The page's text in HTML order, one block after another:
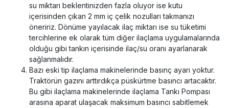
su miktarı beklentinizden fazla oluyor ise kutu
içerisinden çıkan 2 mm iç çelik nozulları takmanızı
öneririz. Dönüme yayılacak ilaç miktarı ise su tüketimi
tercihlerine ek olarak tüm diğer ilaçlama uygulamalarında
olduğu gibi tankın içerisinde ilaç/su oranı ayarlanarak
sağlanmalıdır.
Bazı eski tip ilaçlama makinelerinde basınç ayarı yoktur.
Traktörün gazını arttırdıkça püskürtme basıncı artacaktır.
Bu gibi ilaçlama makinelerinde ilaçlama Tankı Pompası
arasına aparat ulaşacak maksimum basıncı sabitlemek